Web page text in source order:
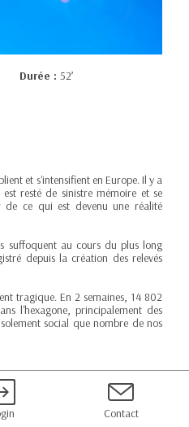
Durée : 52’
et s'intensifient en Europe. Il y a
resté de sinistre mémoire et se
de ce qui est devenu une réalité
suffoquent au cours du plus long
depuis la création des relevés
tragique. En 2 semaines, 14 802
l'hexagone, principalement des
social que nombre de nos
Contact